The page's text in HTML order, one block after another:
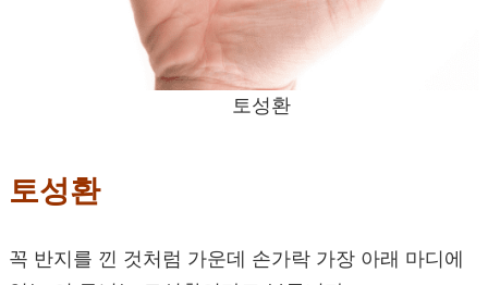
토성환
토성환
꼭 반지를 낀 것처럼 가운데 손가락 가장 아래 마디에